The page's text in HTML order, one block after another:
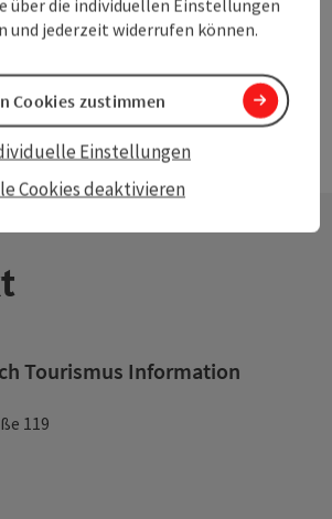
Tourismus Information
119
und jederzeit widerrufen können.
Cookies deaktivieren
Einstellungen
Cookies zustimmen